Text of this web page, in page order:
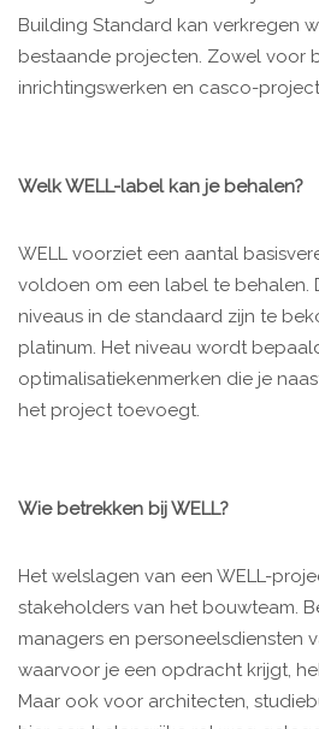
Building Standard kan verkregen
bestaande projecten. Zowel voor
inrichtingswerken en casco-
Welk WELL-label kan je behalen?
WELL voorziet een aantal
voldoen om een label te behalen.
niveaus in de standaard zijn te
platinum. Het niveau wordt
optimalisatiekenmerken die je
het project toevoegt.
Wie betrekken bij WELL?
Het welslagen van een WELL-
stakeholders van het bouwteam.
managers en personeelsdiensten
waarvoor je een opdracht krijgt,
Maar ook voor architecten,